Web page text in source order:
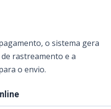
o sistema gera
rastreamento e a
o envio.